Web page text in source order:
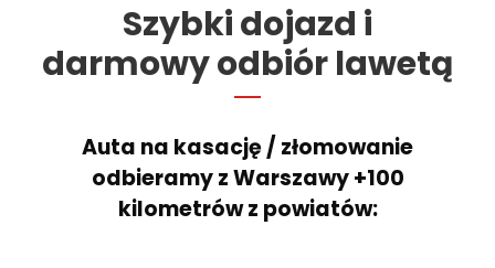
Szybki dojazd i
darmowy odbiór lawetą
Auta na kasację / złomowanie
odbieramy z Warszawy +100
kilometrów z powiatów: